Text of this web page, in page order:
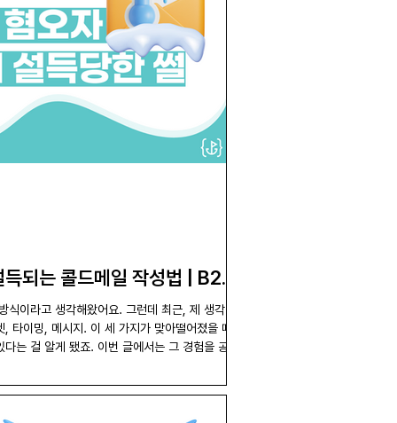
되는 콜드메일 작성법 | B2B
식이라고 생각해왔어요. 그런데 최근, 제 생각을
타이밍, 메시지. 이 세 가지가 맞아떨어졌을 때 콜
는 걸 알게 됐죠. 이번 글에서는 그 경험을 공유